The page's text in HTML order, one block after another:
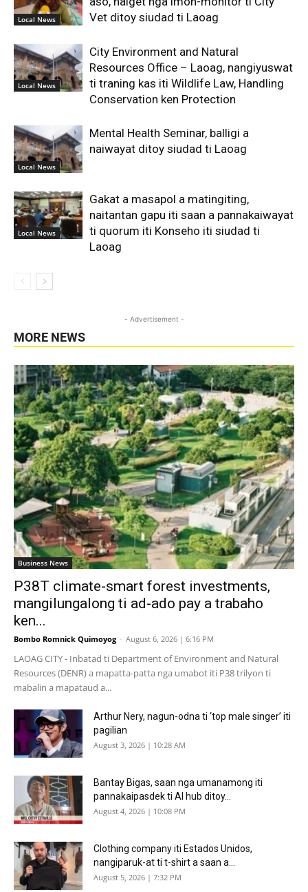
Local News
Vet ditoy siudad ti Laoag
Local News
City Environment and Natural
Resources Office – Laoag, nangiyuswat
ti traning kas iti Wildlife Law, Handling
Conservation ken Protection
Local News
Mental Health Seminar, balligi a
naiwayat ditoy siudad ti Laoag
Local News
Gakat a masapol a matingiting,
naitantan gapu iti saan a pannakaiwayat
ti quorum iti Konseho iti siudad ti
Laoag
- Advertisement -
MORE NEWS
Business News
P38T climate-smart forest investments,
mangilungalong ti ad-ado pay a trabaho
ken...
Bombo Romnick Quimoyog - August 6, 2026 | 6:16 PM
LAOAG CITY - Inbatad ti Department of Environment and Natural
Resources (DENR) a mapatta-patta nga umabot iti P38 trilyon ti
mabalin a mapataud a...
Arthur Nery, nagun-odna ti ‘top male singer’ iti
pagilian
August 3, 2026 | 10:28 AM
Bantay Bigas, saan nga umanamong iti
pannakaipasdek ti AI hub ditoy...
August 4, 2026 | 10:08 PM
Clothing company iti Estados Unidos,
nangiparuk-at ti t-shirt a saan a...
August 5, 2026 | 7:32 PM